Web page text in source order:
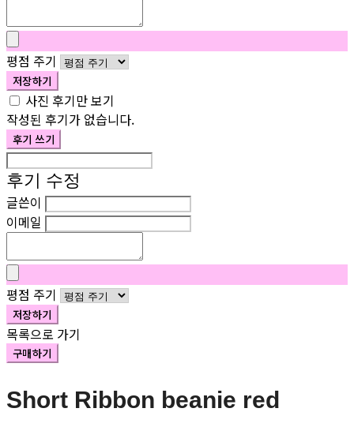
평점 주기
저장하기
사진 후기만 보기
작성된 후기가 없습니다.
후기 쓰기
후기 수정
글쓴이
이메일
평점 주기
저장하기
목록으로 가기
구매하기
Short Ribbon beanie red